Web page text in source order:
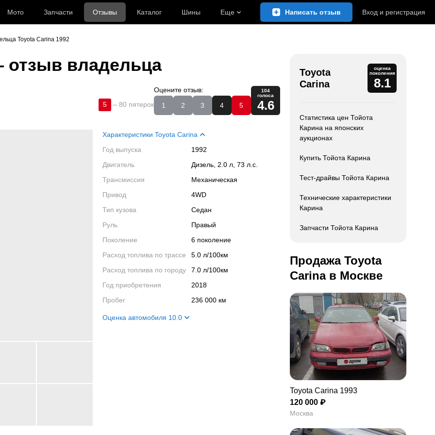
Мото Запчасти Отзывы Каталог Шины Еще Написать отзыв Вход и регистрация
Toyota Carina 1992
владельца
5 – 80 пятерок
Оцените отзыв:
1
2 3 4 5
104
голоса
4.6
Характеристики Toyota Carina
Год выпуска
1992
Двигатель
Дизель, 2.0 л, 73 л.с.
Трансмиссия
Механическая
Привод
4WD
Тип кузова
Седан
Руль
Правый
Поколение
6 поколение
Расход топлива по трассе
5.0 л/100км
Расход топлива по городу
7.0 л/100км
Год приобретения
2018
Пробег
236 000 км
Оценка автомобиля 10.0
Toyota
Carina
оценка
поколения
8.1
Статистика цен Тойота
Карина на японских
аукционах
Купить Тойота Карина
Тест-драйвы Тойота Карина
Технические характеристики
Карина
Запчасти Тойота Карина
Продажа Toyota
Carina в Москве
Toyota Carina 1993
120 000 ₽
Москва